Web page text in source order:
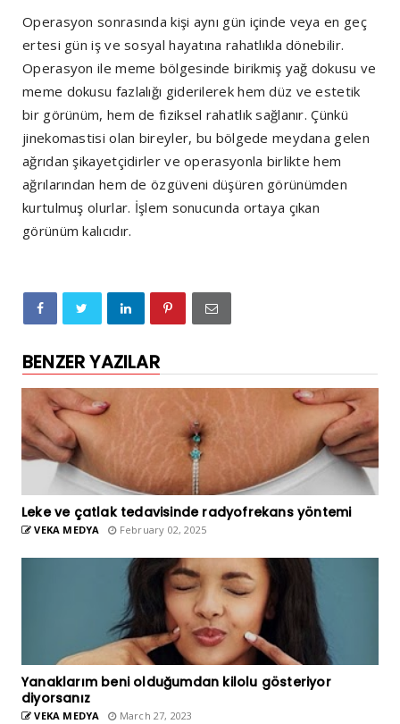
Operasyon sonrasında kişi aynı gün içinde veya en geç
ertesi gün iş ve sosyal hayatına rahatlıkla dönebilir.
Operasyon ile meme bölgesinde birikmiş yağ dokusu ve
meme dokusu fazlalığı giderilerek hem düz ve estetik
bir görünüm, hem de fiziksel rahatlık sağlanır. Çünkü
jinekomastisi olan bireyler, bu bölgede meydana gelen
ağrıdan şikayetçidirler ve operasyonla birlikte hem
ağrılarından hem de özgüveni düşüren görünümden
kurtulmuş olurlar. İşlem sonucunda ortaya çıkan
görünüm kalıcıdır.
BENZER YAZILAR
Leke ve çatlak tedavisinde radyofrekans yöntemi
VEKA MEDYA February 02, 2025
Yanaklarım beni olduğumdan kilolu gösteriyor
diyorsanız
VEKA MEDYA March 27, 2023